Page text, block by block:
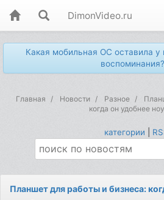
DimonVideo.ru
Какая мобильная ОС оставила
воспоминания?
Главная Новости Разное
когда он удобнее
категории
Планшет для работы и бизнеса: